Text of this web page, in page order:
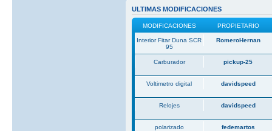
ULTIMAS MODIFICACIONES
MODIFICACIONES PROPIETARIO
Interior Fitar Duna SCR
95
RomeroHernan
Carburador pickup-25
Voltimetro digital davidspeed
Relojes davidspeed
polarizado fedemartos